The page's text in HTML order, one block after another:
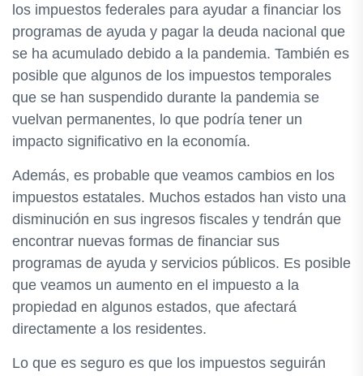
los impuestos federales para ayudar a financiar los
programas de ayuda y pagar la deuda nacional que
se ha acumulado debido a la pandemia. También es
posible que algunos de los impuestos temporales
que se han suspendido durante la pandemia se
vuelvan permanentes, lo que podría tener un
impacto significativo en la economía.
Además, es probable que veamos cambios en los
impuestos estatales. Muchos estados han visto una
disminución en sus ingresos fiscales y tendrán que
encontrar nuevas formas de financiar sus
programas de ayuda y servicios públicos. Es posible
que veamos un aumento en el impuesto a la
propiedad en algunos estados, que afectará
directamente a los residentes.
Lo que es seguro es que los impuestos seguirán